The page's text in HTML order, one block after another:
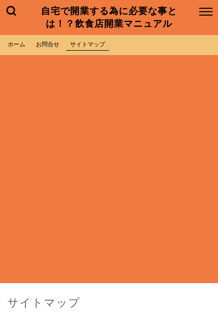
自宅で開業する為に必要な事と
は！？飲食店開業マニュアル
ホーム お問合せ サイトマップ
サイトマップ